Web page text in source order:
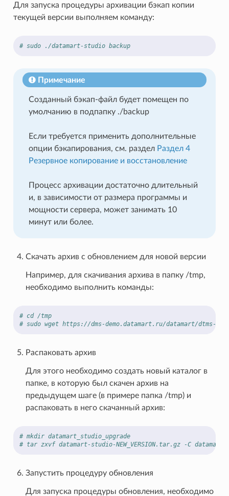
Для запуска процедуры архивации бэкап копии
текущей версии выполняем команду:
# sudo ./datamart-studio backup
Примечание
Созданный бэкап-файл будет помещен по
умолчанию в подпапку ./backup
Если требуется применить дополнительные
опции бэкапирования, см. раздел Раздел 4
Резервное копирование и восстановление
Процесс архивации достаточно длительный
и, в зависимости от размера программы и
мощности сервера, может занимать 10
минут или более.
Скачать архив с обновлением для новой версии
Например, для скачивания архива в папку /tmp,
необходимо выполнить команды:
# cd /tmp
# sudo wget https://dms-demo.datamart.ru/datamart/dtms-
Распаковать архив
Для этого необходимо создать новый каталог в
папке, в которую был скачен архив на
предыдущем шаге (в примере папка /tmp) и
распаковать в него скачанный архив:
# mkdir datamart_studio_upgrade
# tar zxvf datamart-studio-NEW_VERSION.tar.gz -C
Запустить процедуру обновления
Для запуска процедуры обновления, необходимо